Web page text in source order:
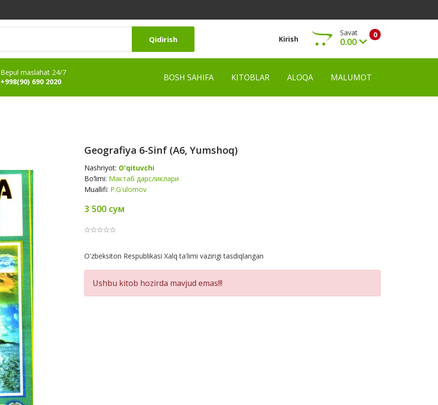
Qidirish Kirish 0
Savat
0.00
Ko‘rish
Bepul maslahat 24/7
+998(90) 690 2020
BOSH SAHIFA KITOBLAR ALOQA MALUMOT
Geografiya 6-Sinf (А6, Yumshoq)
Nashriyot: O'qituvchi
Bo‘limi: Мактаб дарсликлари
Muallifi: P.G'ulomov
3 500 сум
Product
Summery
O'zbeksiton Respublikasi Xalq ta'limi vazirigi tasdiqlangan
Ushbu kitob hozirda mavjud emas!!!